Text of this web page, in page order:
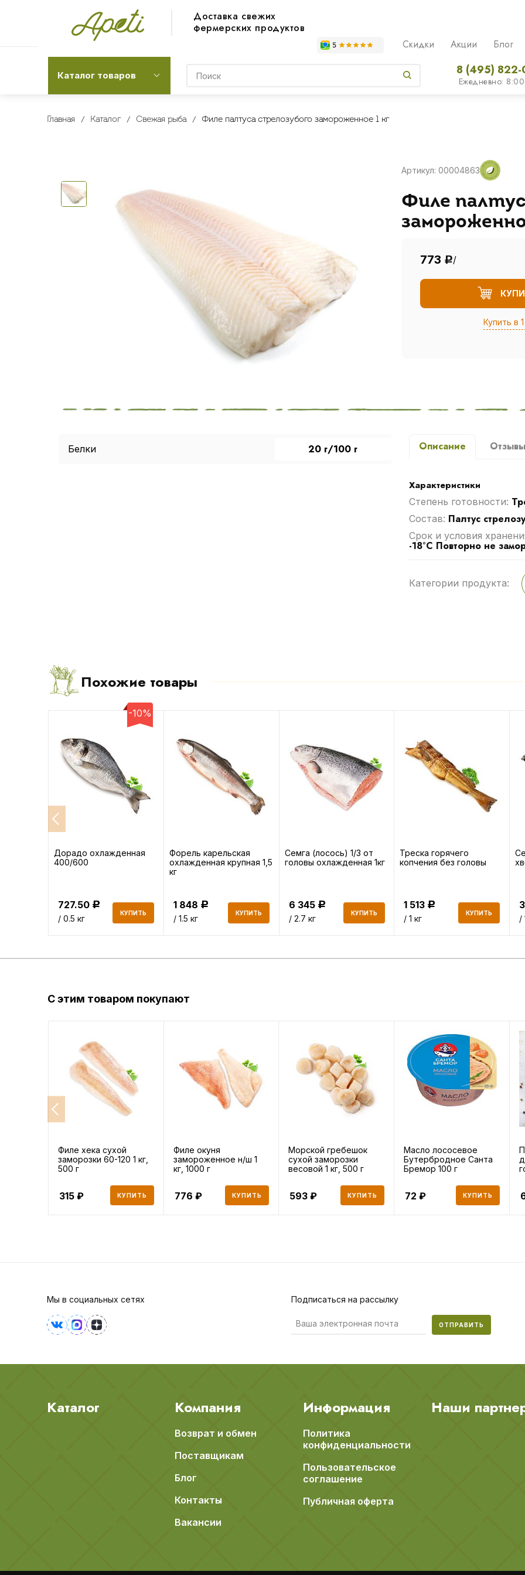
Доставка свежих
фермерских продуктов
Скидки Акции Блог
Каталог товаров 8 (495)
Ежедневно:
Главная Каталог Свежая рыба Филе палтуса стрелозубого замороженное 1 кг
Артикул: 00004863
Филе
773 Р/
Купить в
Белки 20 г/100 г Описание Отзывы
Характеристики
Степень готовности:
Cостав: Палтус
Срок и условия
-18°C Повторно не
Категории продукта:
Похожие товары
-10%
Дорадо охлажденная
400/600
727.50 Р
/ 0.5 кг
КУПИТЬ
Форель карельская
охлажденная крупная 1,5
кг
1 848 Р
/ 1.5 кг
КУПИТЬ
Семга (лосось) 1/3 от
головы охлажденная 1кг
6 345 Р
/ 2.7 кг
КУПИТЬ
Треска горячего
копчения без головы
1 513 Р
/ 1 кг
КУПИТЬ
/
С этим товаром покупают
Филе хека сухой
заморозки 60-120 1 кг,
500 г
315 КУПИТЬ
Филе окуня
замороженное н/ш 1
кг, 1000 г
776 КУПИТЬ
Морской гребешок
сухой заморозки
весовой 1 кг, 500 г
593 КУПИТЬ
Масло лососевое
Бутербродное Санта
Бремор 100 г
72 КУПИТЬ
Мы в социальных сетях Подписаться на рассылку
ОТПРАВИТЬ
Каталог Компания
Возврат и обмен
Поставщикам
Блог
Контакты
Вакансии
Информация
Политика
конфиденциальности
Пользовательское
соглашение
Публичная оферта
Наши